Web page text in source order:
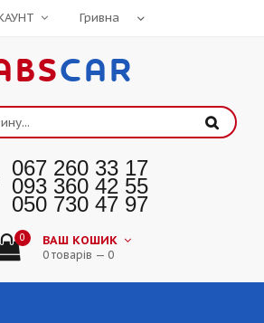
CAR
067 260 33 17
093 360 42 55
050 730 47 97
0 ВАШ КОШИК
0 товарів — 0